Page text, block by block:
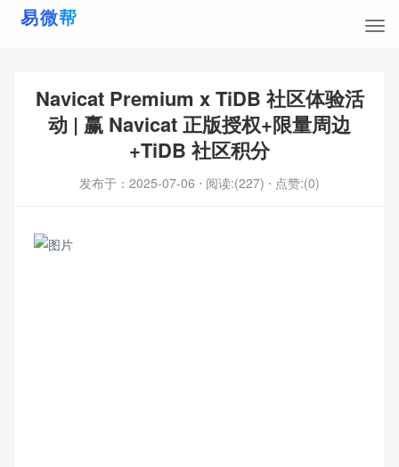
Navicat Premium x TiDB 社区体验活
动 | 赢 Navicat 正版授权+限量周边
+TiDB 社区积分
发布于： 2025-07-06 ⋅ 阅读:(227) ⋅ 点赞:(0)